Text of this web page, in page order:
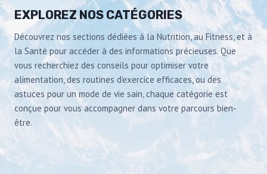
EXPLOREZ NOS CATÉGORIES
Découvrez nos sections dédiées à la Nutrition, au Fitness, et à
la Santé pour accéder à des informations précieuses. Que
vous recherchiez des conseils pour optimiser votre
alimentation, des routines d’exercice efficaces, ou des
astuces pour un mode de vie sain, chaque catégorie est
conçue pour vous accompagner dans votre parcours bien-
être.